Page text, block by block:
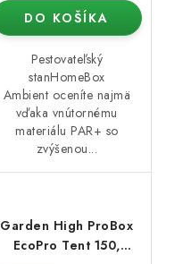
DO KOŠÍKA
Pestovateľský
stanHomeBox
Ambient oceníte najmä
vďaka vnútornému
materiálu PAR+ so
zvýšenou...
Garden High ProBox
EcoPro Tent 150,